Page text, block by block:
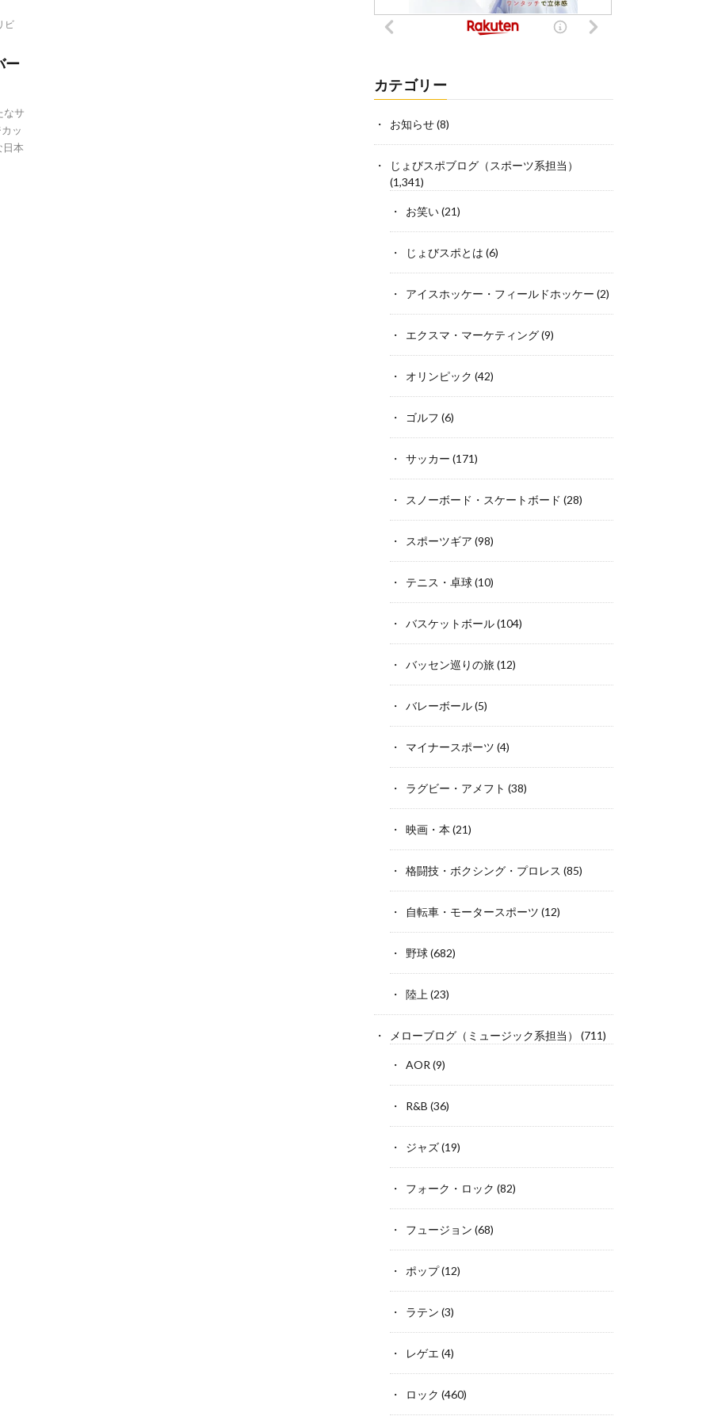
ビ
ー
なサ
ッ
本
カテゴリー
お知らせ(8)
じょびスポブログ（スポーツ系担当）
(1,341)
お笑い(21)
じょびスポとは (6)
アイスホッケー・フィールドホッケー (2)
エクスマ・マーケティング(9)
オリンピック (42)
ゴルフ (6)
サッカー (171)
スノーボード・スケートボード (28)
スポーツギア (98)
テニス・卓球(10)
バスケットボール(104)
バッセン巡りの旅(12)
バレーボール(5)
マイナースポーツ (4)
ラグビー・アメフト (38)
映画・本 (21)
格闘技・ボクシング・プロレス (85)
自転車・モータースポーツ (12)
野球(682)
陸上 (23)
メローブログ（ミュージック系担当） (711)
AOR (9)
R&B (36)
ジャズ(19)
フォーク・ロック (82)
フュージョン (68)
ポップ(12)
ラテン (3)
レゲエ (4)
ロック (460)